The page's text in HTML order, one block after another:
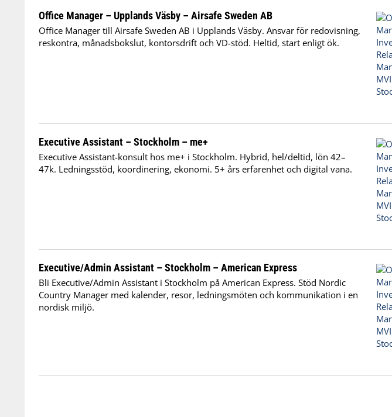
Office Manager – Upplands Väsby – Airsafe Sweden AB
Office Manager till Airsafe Sweden AB i Upplands Väsby. Ansvar för redovisning,
reskontra, månadsbokslut, kontorsdrift och VD-stöd. Heltid, start enligt ök.
Executive Assistant – Stockholm – me+
Executive Assistant-konsult hos me+ i Stockholm. Hybrid, hel/deltid, lön 42–
47k. Ledningsstöd, koordinering, ekonomi. 5+ års erfarenhet och digital vana.
Executive/Admin Assistant – Stockholm – American Express
Bli Executive/Admin Assistant i Stockholm på American Express. Stöd Nordic
Country Manager med kalender, resor, ledningsmöten och kommunikation i en
nordisk miljö.